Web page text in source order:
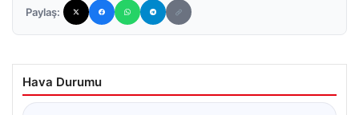
Paylaş:
Hava Durumu